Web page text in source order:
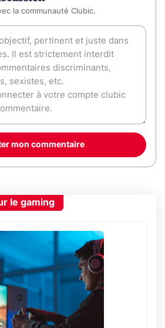
la communauté Clubic.
mon commentaire
le gaming